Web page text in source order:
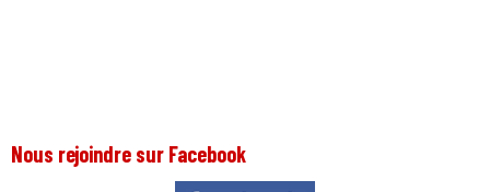
Nous rejoindre sur Facebook